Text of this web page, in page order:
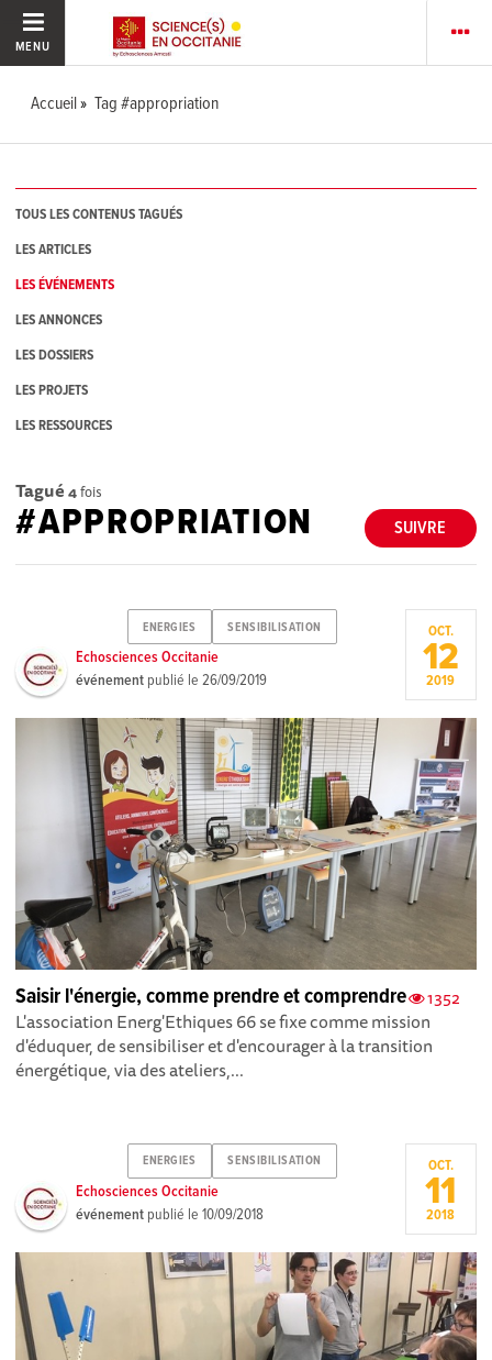
MENU
Accueil Tag #appropriation
TOUS LES CONTENUS TAGUÉS
LES ARTICLES
LES ÉVÉNEMENTS
LES ANNONCES
LES DOSSIERS
LES PROJETS
LES RESSOURCES
Tagué 4fois
SUIVRE
#APPROPRIATION
ENERGIES SENSIBILISATION
Echosciences Occitanie
événement publié le26/09/2019
OCT.
12
2019
1352
Saisir l'énergie, comme prendre et comprendre
L'association Energ'Ethiques 66 se fixe comme mission
d'éduquer, de sensibiliser et d'encourager à la transition
énergétique, via des ateliers,...
ENERGIES SENSIBILISATION
Echosciences Occitanie
événement publié le10/09/2018
OCT.
11
2018